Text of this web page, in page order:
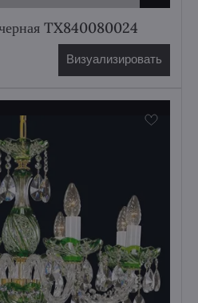
TX840080024
Визуализировать